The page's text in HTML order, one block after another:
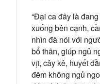
“Đại ca đây là
xuống bên cạnh,
nhìn đã nói với
bổ thân, giúp ngủ
vịt, cây kê, huyết
đêm không ngủ